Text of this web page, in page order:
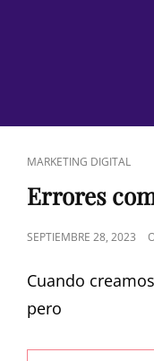
MARKETING DIGITAL
Errores
SEPTIEMBRE 28, 2023
Cuando
pero